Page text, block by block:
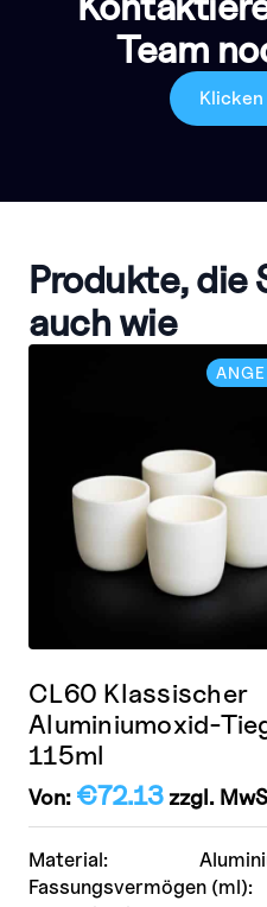
Team
Produkte, die
auch wie
Material:
Fassungsvermögen (ml):
CL60 Klassischer
Aluminiumoxid-
115ml
Von: €72.13 zzgl.